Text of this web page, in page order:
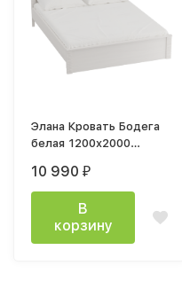
Элана Кровать Бодега
белая 1200x2000
10 990 ₽
В
корзину